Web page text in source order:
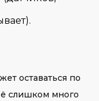
оставаться по
слишком много